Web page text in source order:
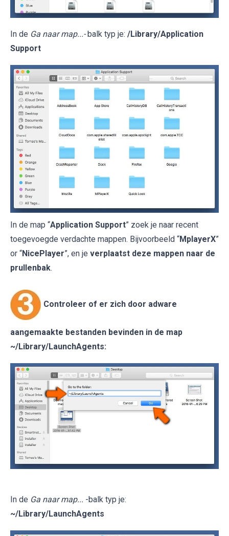
In de Ga naar map...- balk typ je: /Library/Application
Support
In de map “Application Support” zoek je naar recent
toegevoegde verdachte mappen. Bijvoorbeeld “MplayerX”
or “NicePlayer”, en je verplaatst deze mappen naar de
prullenbak.
Controleer of er zich door adware
aangemaakte bestanden bevinden in de map
~/Library/LaunchAgents:
In de Ga naar map... -balk typ je:
~/Library/LaunchAgents